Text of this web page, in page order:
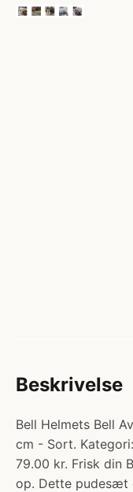
Beskrivelse
Bell Helmets Bell
cm - Sort.
79.00 kr. Frisk din
op. Dette pudesæt